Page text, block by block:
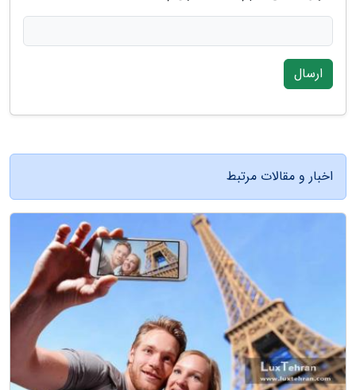
ارسال
اخبار و مقالات مرتبط